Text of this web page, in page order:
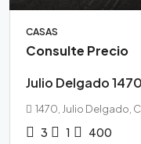
CASAS
Consulte Precio
Julio Delgado 1470
1470, Julio Delgado,
3 1 400